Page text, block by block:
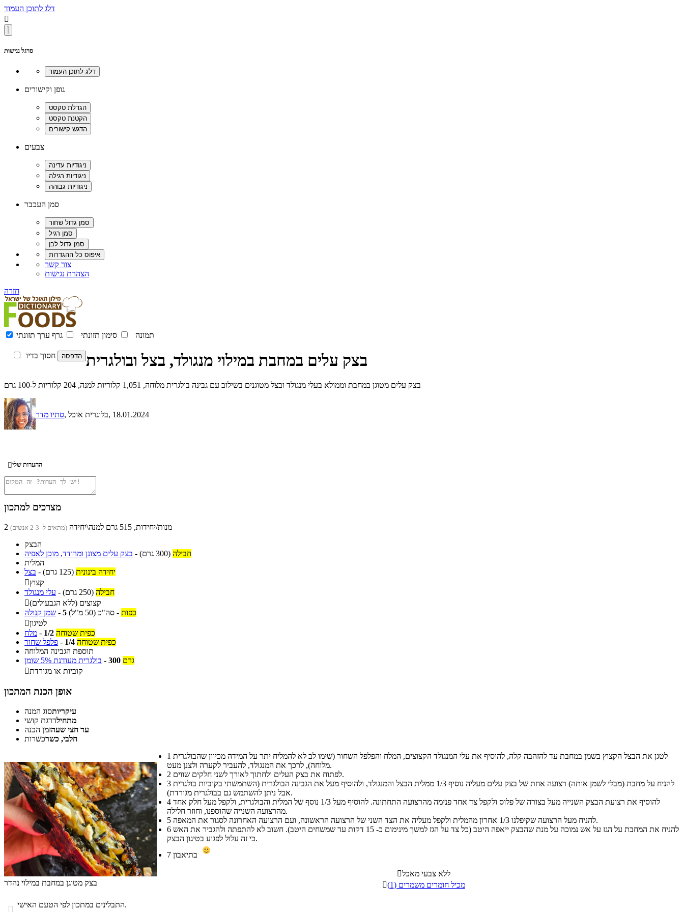
דלג לתוכן העמוד

סרגל נגישות
גופן וקישורים
צבעים
סמן העכבר
צור קשר
הצהרת נגישות
חזרה
תמונה סימון תזונתי גרף ערך תזונתי
חסוך בדיו בצק עלים במחבת במילוי מנגולד, בצל ובולגרית
בצק עלים מטוגן במחבת וממולא בעלי מנגולד ובצל מטוגנים בשילוב עם גבינה בולגרית מלוחה, 1,051 קלוריות למנה, 204 קלוריות ל-100 גרם
סתיו מדר , בלוגרית אוכל, 18.01.2024
ההערות שלי
מצרכים למתכון
2 מנות/יחידות, 515 גרם למנה\יחידה (מתאים ל- 2-3 אנשים)
הבצק
בצק עלים מצונן ומרודד, מוכן לאפיה - חבילה (300 גרם)
המלית
בצל - יחידה בינונית (125 גרם)
קצוץ
עלי מנגולד - חבילה (250 גרם)
קצוצים (ללא הגבעולים)
שמן קנולה - 5 כפות - סה"כ (50 מ"ל)
לטיגון
מלח - 1/2 כפית שטוחה
פלפל שחור - 1/4 כפית שטוחה
תוספת הגבינה המלוחה
בולגרית מעודנת 5% שומן - 300 גרם
קוביות או מגורדת
אופן הכנת המתכון
עיקריותסוג המנה
מתחילדרגת קושי
עד חצי שעהזמן הכנה
חלבי, כשרכשרות
בצק מטוגן במחבת במילוי נהדר
1
מלוחה), לרכך את המנגולד, להעביר לקערה ולצנן מעט.
2
לפתוח את בצק העלים ולחתוך לאורך לשני חלקים שווים.
3
אבל ניתן להשתמש גם בבולגרית מגורדת).
4
מהרצועה השנייה שהוספנו, וחוזר חלילה.
5
להניח מעל הרצועה שקיפלנו 1/3 אחרון מהמלית ולקפל מעליה את הצד השני של הרצועה הראשונה, ועם הרצועה האחרונה לסגור את המאפה.
6
כי זה עלול לפגוע בטיגון הבצק.
7
ללא צבעי מאכל

מכיל חומרים משמרים (1)
 התבלינים במתכון לפי הטעם האישי.